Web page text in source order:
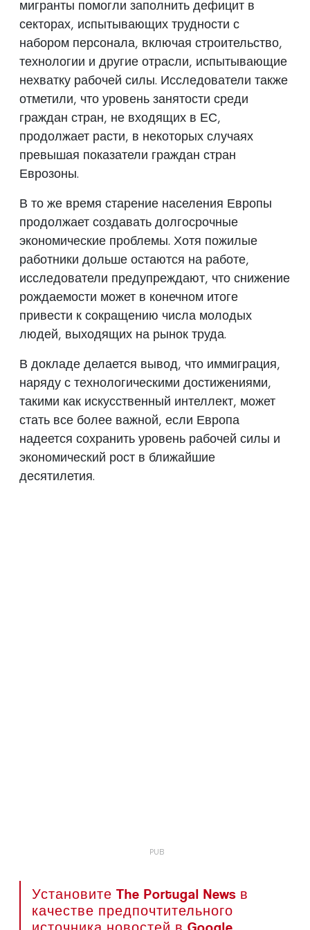
мигранты помогли заполнить дефицит в
секторах, испытывающих трудности с
набором персонала, включая строительство,
технологии и другие отрасли, испытывающие
нехватку рабочей силы. Исследователи также
отметили, что уровень занятости среди
граждан стран, не входящих в ЕС,
продолжает расти, в некоторых случаях
превышая показатели граждан стран
Еврозоны.
В то же время старение населения Европы
продолжает создавать долгосрочные
экономические проблемы. Хотя пожилые
работники дольше остаются на работе,
исследователи предупреждают, что снижение
рождаемости может в конечном итоге
привести к сокращению числа молодых
людей, выходящих на рынок труда.
В докладе делается вывод, что иммиграция,
наряду с технологическими достижениями,
такими как искусственный интеллект, может
стать все более важной, если Европа
надеется сохранить уровень рабочей силы и
экономический рост в ближайшие
десятилетия.
Установите The Portugal News в
качестве предпочтительного